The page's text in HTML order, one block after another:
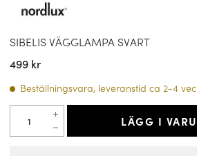
SIBELIS VÄGGLAMPA SVART
499 kr
Beställningsvara, leveranstid ca 2-4
LÄGG I